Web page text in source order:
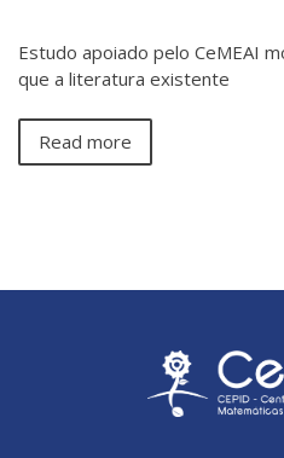
Estudo apoiado pelo CeMEAI
que a literatura existente
Read more